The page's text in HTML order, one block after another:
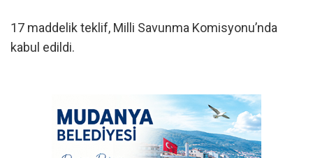
17 maddelik teklif, Milli Savunma Komisyonu’nda
kabul edildi.